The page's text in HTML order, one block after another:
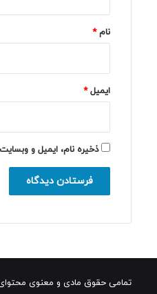
نام*
ایمیل*
ذخیره نام، ایمیل و
تمامی حقوق مادی و معنوی